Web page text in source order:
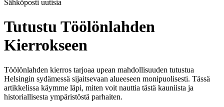
Sähköposti uutisia
Tutustu Töölönlahden
Kierrokseen
Töölönlahden kierros tarjoaa upean mahdollisuuden tutustua
Helsingin sydämessä sijaitsevaan alueeseen monipuolisesti. Tässä
artikkelissa käymme läpi, miten voit nauttia tästä kauniista ja
historiallisesta ympäristöstä parhaiten.